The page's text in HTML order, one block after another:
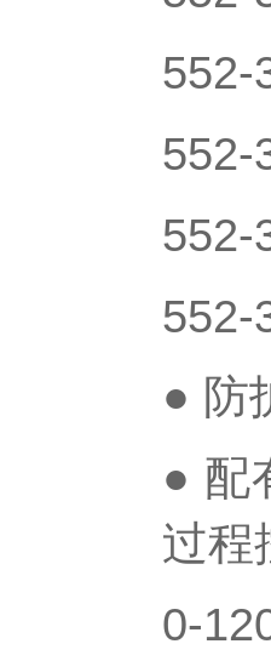
552-
552-
552-
552-
● 防
● 配
过程
0-